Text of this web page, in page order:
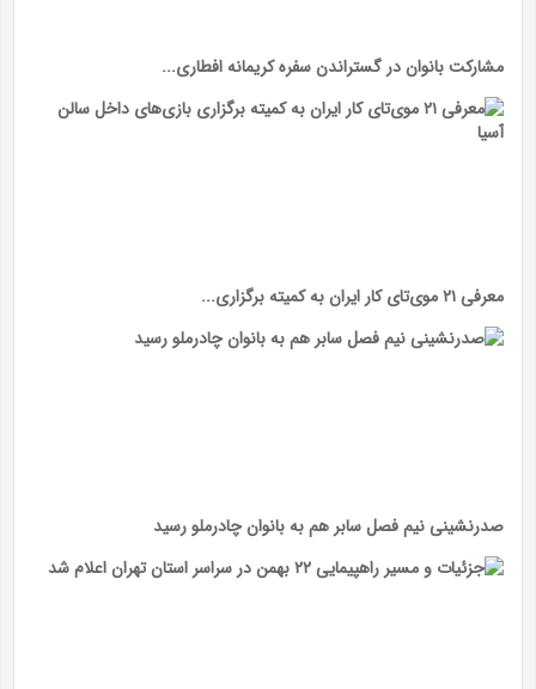
مشارکت بانوان در گستراندن سفره کریمانه افطاری...
معرفی ۲۱ موی‌تای کار ایران به کمیته برگزاری...
صدرنشینی نیم فصل سابر هم به بانوان چادرملو رسید